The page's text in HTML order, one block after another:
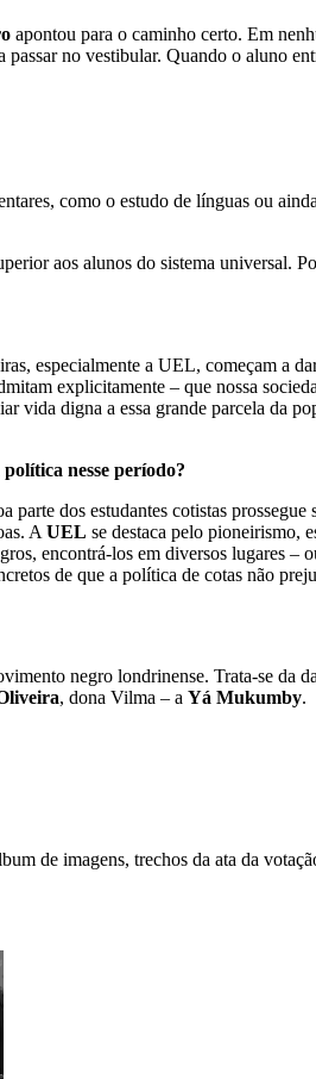
apontou para o caminho certo. Em
no vestibular. Quando o aluno
como o estudo de línguas ou
aos alunos do sistema universal.
especialmente a UEL, começam a
explicitamente – que nossa
digna a essa grande parcela da
nesse período?
dos estudantes cotistas prossegue
A UEL se destaca pelo pioneirismo,
encontrá-los em diversos lugares –
de que a política de cotas não
negro londrinense. Trata-se da
, dona Vilma – a Yá Mukumby.
de imagens, trechos da ata da